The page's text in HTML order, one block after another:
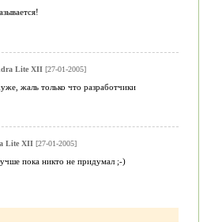
Lite XII [27-01-2005]
жаль только что разработчики
Lite XII [27-01-2005]
пока никто не придумал ;-)